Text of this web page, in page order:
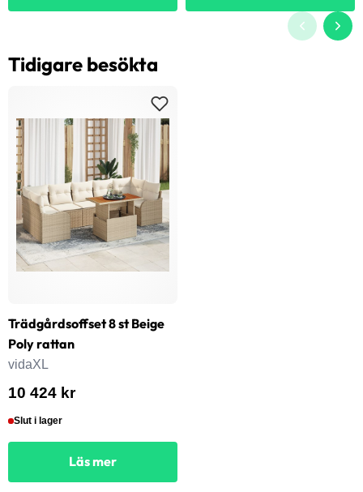
Tidigare besökta
Trädgårdsoffset 8 st Beige
Poly rattan
vidaXL
10 424 kr
Slut i lager
Läs mer